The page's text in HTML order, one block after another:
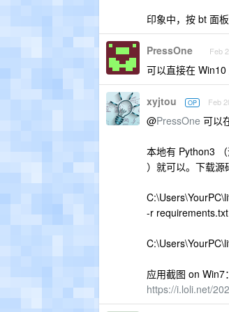
印象中，按 bt 面
PressOne Feb
可以直接在 Win10
xyjtou OP Feb
@PressOne 可以
本地有 Python3
）就可以。下载源
-r requirements.txt
应用截图 on Win7：
https://i.loli.net/